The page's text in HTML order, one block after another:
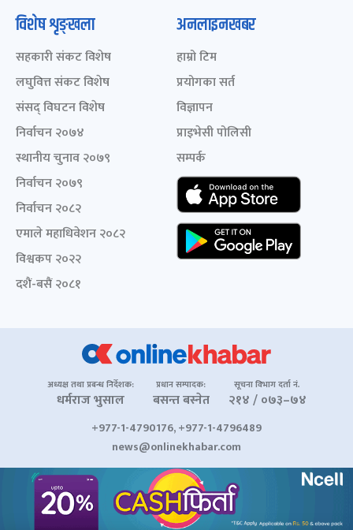
विशेष शृङ्खला
सहकारी संकट विशेष
लघुवित्त संकट विशेष
संसद् विघटन विशेष
निर्वाचन २०७४
स्थानीय चुनाव २०७९
निर्वाचन २०७९
निर्वाचन २०८२
एमाले महाधिवेशन २०८२
विश्वकप २०२२
दशैं-बसैं २०८१
अनलाइनखबर
हाम्रो टिम
प्रयोगका सर्त
विज्ञापन
प्राइभेसी पोलिसी
सम्पर्क
अध्यक्ष तथा प्रबन्ध निर्देशक:
धर्मराज भुसाल
प्रधान सम्पादक:
बसन्त बस्नेत
सूचना विभाग दर्ता नं.
२१४ / ०७३–७४
+977-1-4790176, +977-1-4796489
news@onlinekhabar.com
© २००६-२०२६ Onlinekhabar.com सर्वाधिकार सुरक्षित